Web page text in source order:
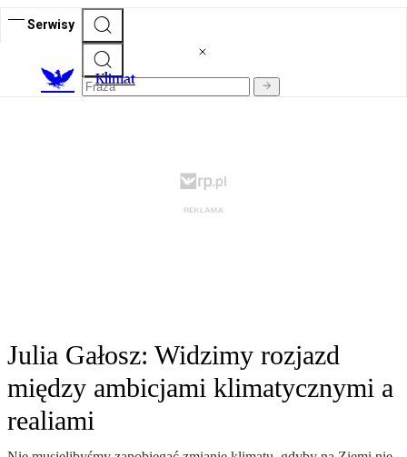
Serwisy
Klimat
Julia Gałosz: Widzimy rozjazd
między ambicjami klimatycznymi a
realiami